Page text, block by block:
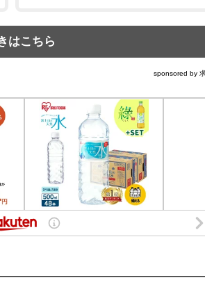
はこちら
sponsored by